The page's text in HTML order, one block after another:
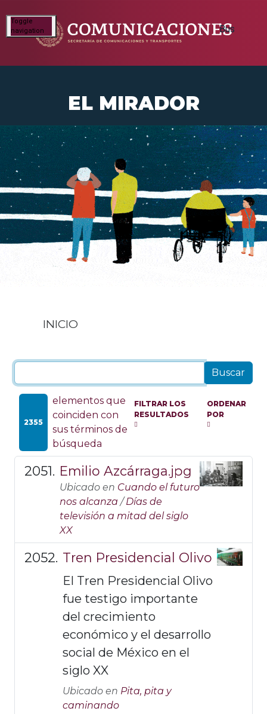
Toggle
navigation
EL MIRADOR
INICIO
2355
elementos que
coinciden con
sus términos de
búsqueda
FILTRAR LOS
RESULTADOS
ORDENAR
POR
Emilio Azcárraga.jpg
Ubicado en Cuando el futuro
nos alcanza /Días de
televisión a mitad del siglo
XX
Tren Presidencial Olivo
El Tren Presidencial Olivo
fue testigo importante
del crecimiento
económico y el desarrollo
social de México en el
siglo XX
Ubicado en Pita, pita y
caminando